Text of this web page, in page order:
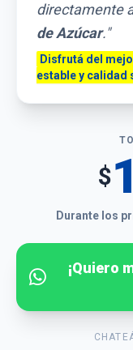
directamente
de Azúcar."
Disfrutá del
estable y calidad
$
Durante los
¡Quiero